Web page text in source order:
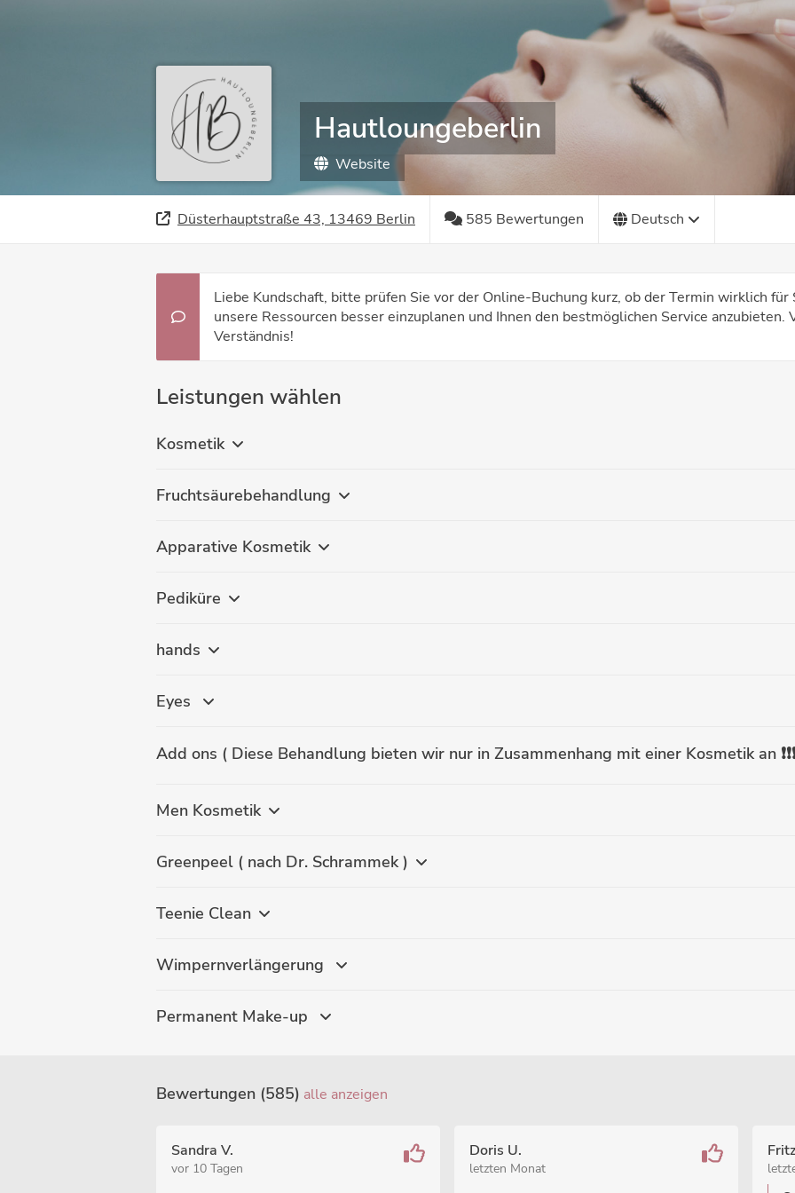
Hautloungeberlin
Website
Düsterhauptstraße 43, 13469 Berlin 585 Bewertungen Deutsch
Liebe Kundschaft, bitte prüfen Sie vor der Online-Buchung kurz, ob der Termin wirklich
unsere Ressourcen besser einzuplanen und Ihnen den bestmöglichen Service anzubieten.
Verständnis!
Leistungen wählen
Kosmetik
Fruchtsäurebehandlung
Apparative Kosmetik
Pediküre
hands
Eyes
Add ons ( Diese Behandlung bieten wir nur in Zusammenhang mit einer Kosmetik an
Men Kosmetik
Greenpeel ( nach Dr. Schrammek )
Teenie Clean
Wimpernverlängerung
Permanent Make-up
Bewertungen (585) alle anzeigen
Sandra V.
vor 10 Tagen
Doris U.
letzten Monat